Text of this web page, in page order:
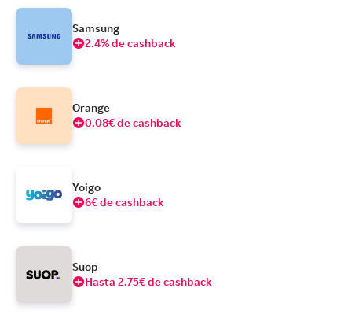
Samsung
2.4% de cashback
Orange
0.08€ de cashback
Yoigo
6€ de cashback
Suop
Hasta 2.75€ de cashback